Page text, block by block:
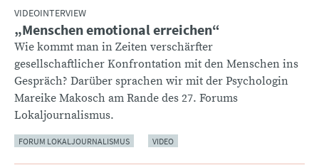
VIDEOINTERVIEW
:„Menschen emotional erreichen“
Wie kommt man in Zeiten verschärfter
gesellschaftlicher Konfrontation mit den Menschen ins
Gespräch? Darüber sprachen wir mit der Psychologin
Mareike Makosch am Rande des 27. Forums
Lokaljournalismus.
FORUM LOKALJOURNALISMUS VIDEO